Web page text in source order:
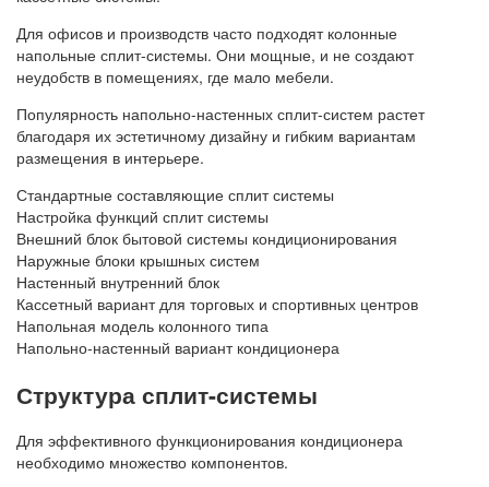
Для офисов и производств часто подходят колонные
напольные сплит-системы. Они мощные, и не создают
неудобств в помещениях, где мало мебели.
Популярность напольно-настенных сплит-систем растет
благодаря их эстетичному дизайну и гибким вариантам
размещения в интерьере.
Стандартные составляющие сплит системы
Настройка функций сплит системы
Внешний блок бытовой системы кондиционирования
Наружные блоки крышных систем
Настенный внутренний блок
Кассетный вариант для торговых и спортивных центров
Напольная модель колонного типа
Напольно-настенный вариант кондиционера
Структура сплит-системы
Для эффективного функционирования кондиционера
необходимо множество компонентов.